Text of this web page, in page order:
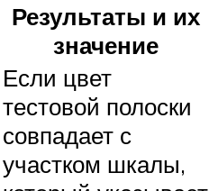
Результаты и их
значение
Если цвет
тестовой полоски
совпадает с
участком шкалы,